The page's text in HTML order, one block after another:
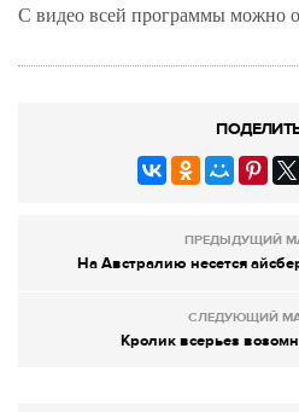
С видео всей программы можно
ПРЕДЫДУЩИЙ
На Австралию несется
СЛЕДУЮЩИЙ
Кролик всерьез